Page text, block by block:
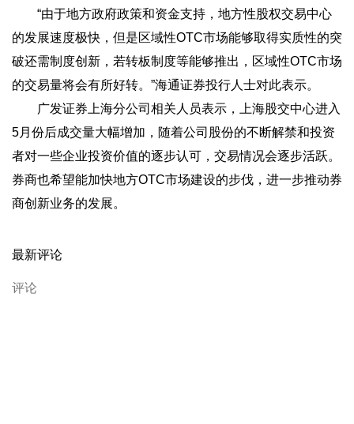
“由于地方政府政策和资金支持，地方性股权交易中心
的发展速度极快，但是区域性OTC市场能够取得实质性的突
破还需制度创新，若转板制度等能够推出，区域性OTC市场
的交易量将会有所好转。”海通证券投行人士对此表示。
广发证券上海分公司相关人员表示，上海股交中心进入
5月份后成交量大幅增加，随着公司股份的不断解禁和投资
者对一些企业投资价值的逐步认可，交易情况会逐步活跃。
券商也希望能加快地方OTC市场建设的步伐，进一步推动券
商创新业务的发展。
最新评论